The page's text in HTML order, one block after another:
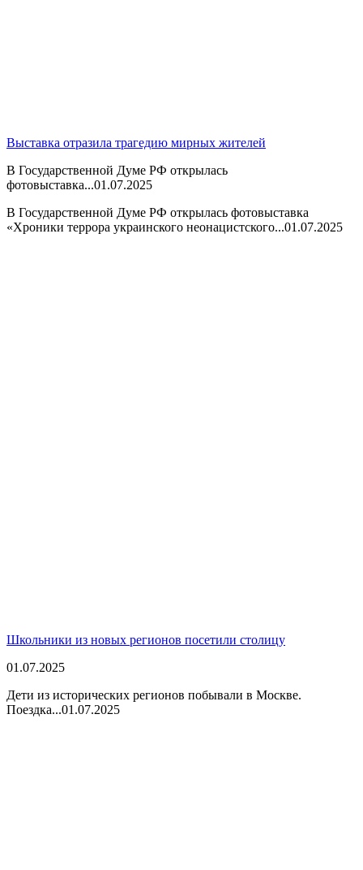
Выставка отразила трагедию мирных жителей
В Государственной Думе РФ открылась
фотовыставка...01.07.2025
В Государственной Думе РФ открылась фотовыставка
«Хроники террора украинского неонацистского...01.07.2025
Школьники из новых регионов посетили столицу
01.07.2025
Дети из исторических регионов побывали в Москве.
Поездка...01.07.2025